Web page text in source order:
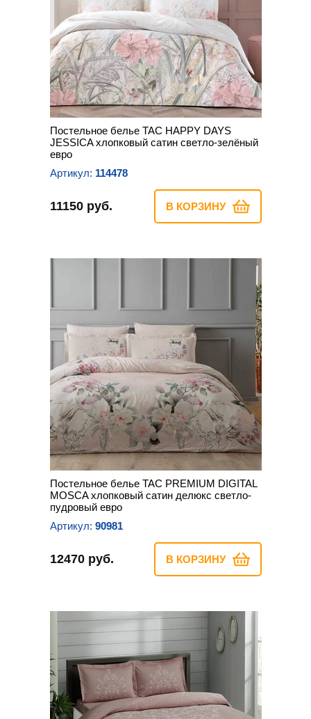
Постельное белье TAC HAPPY DAYS
JESSICA хлопковый сатин светло-зелёный
евро
Артикул: 114478
11150 руб. В КОРЗИНУ
Постельное белье TAC PREMIUM DIGITAL
MOSCA хлопковый сатин делюкс светло-
пудровый евро
Артикул: 90981
12470 руб. В КОРЗИНУ